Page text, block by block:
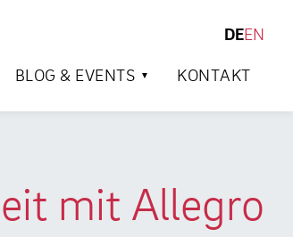
DEEN
BLOG & EVENTS KONTAKT
mit Allegro